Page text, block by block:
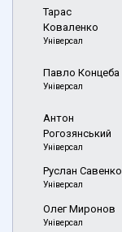
Тарас
Коваленко
Універсал
Павло Концеба
Універсал
Антон
Рогозянський
Універсал
Руслан Савенко
Універсал
Олег Миронов
Універсал